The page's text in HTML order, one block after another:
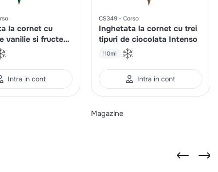
la cornet cu
vanilie si fructe
Play Gorilla
Intra in cont
CS349 Corso
Inghetata la cornet cu trei
tipuri de ciocolata Intenso
110ml
Intra in cont
Magazine